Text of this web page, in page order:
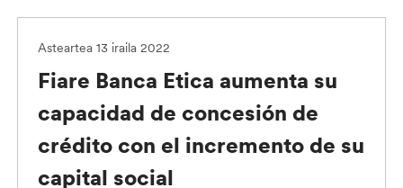
Asteartea 13 iraila 2022
Fiare Banca Etica aumenta su
capacidad de concesión de
crédito con el incremento de su
capital social